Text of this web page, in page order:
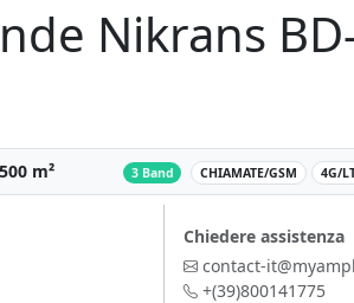
Nikrans
500 m² 3 Band ‌ CHIAMATE/GSM 4G/
Chiedere assistenza
contact-
+(39)800141775